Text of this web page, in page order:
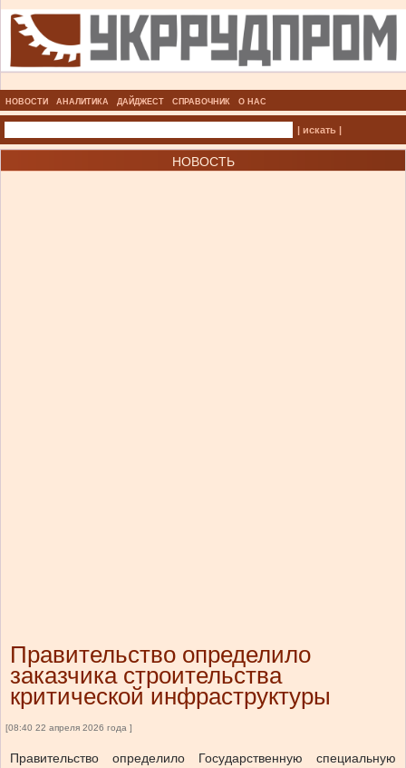
НОВОСТИ АНАЛИТИКА ДАЙДЖЕСТ СПРАВОЧНИК О НАС
| искать |
НОВОСТЬ
Правительство определило
заказчика строительства
критической инфраструктуры
[08:40 22 апреля 2026 года ]
Правительство определило Государственную специальную